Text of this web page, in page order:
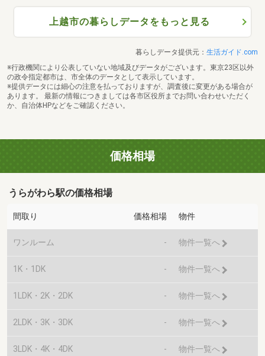
上越市の暮らしデータをもっと見る
暮らしデータ提供元： 生活ガイド.com
※行政機関により公表していない地域及びデータがございます。東京23区以外
の政令指定都市は、市全体のデータとして表示しています。
※提供データには細心の注意を払っておりますが、調査後に変更がある場合が
あります。 最新の情報につきましては各市区役所までお問い合わせいただく
か、自治体HPなどをご確認ください。
価格相場
うらがわら駅の価格相場
間取り 価格相場 物件
ワンルーム - 物件一覧へ
1K・1DK - 物件一覧へ
1LDK・2K・2DK - 物件一覧へ
2LDK・3K・3DK - 物件一覧へ
3LDK・4K・4DK - 物件一覧へ